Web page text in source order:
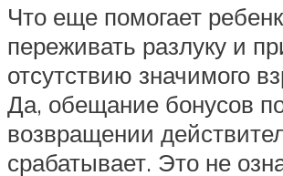
Что еще помогает
переживать разлуку и
отсутствию значимого
Да, обещание бонусов
возвращении
срабатывает. Это не